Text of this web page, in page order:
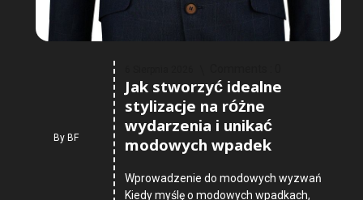
ByBF
Jak stworzyć idealne
stylizacje na różne
wydarzenia i unikać
modowych wpadek
Wprowadzenie do modowych wyzwań
Kiedy myślę o modowych wpadkach,